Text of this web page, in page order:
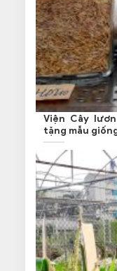
Viện Cây
tặng mẫu